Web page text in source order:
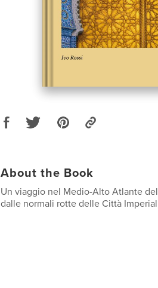
About the Book
Un viaggio nel Medio-Alto Atlante
dalle normali rotte delle Città